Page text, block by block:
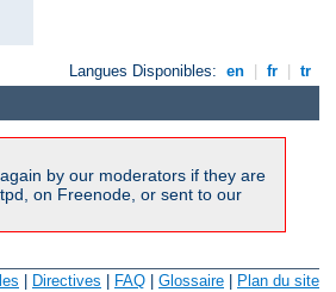
Langues Disponibles: en fr tr
by our moderators if they are
on Freenode, or sent to our
Directives FAQ Glossaire Plan du site